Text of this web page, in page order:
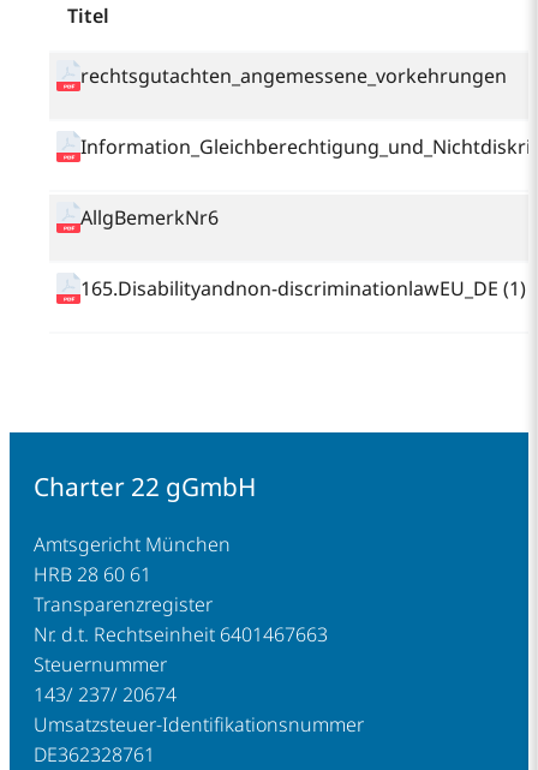
Titel
rechtsgutachten_angemessene_vorkehrungen
AllgBemerkNr6
165.Disabilityandnon-discriminationlawEU_DE (1)
Charter 22 gGmbH
Amtsgericht München
HRB 28 60 61
Transparenzregister
Nr. d.t. Rechtseinheit 6401467663
Steuernummer
143/ 237/ 20674
Umsatzsteuer-Identifikationsnummer
DE362328761